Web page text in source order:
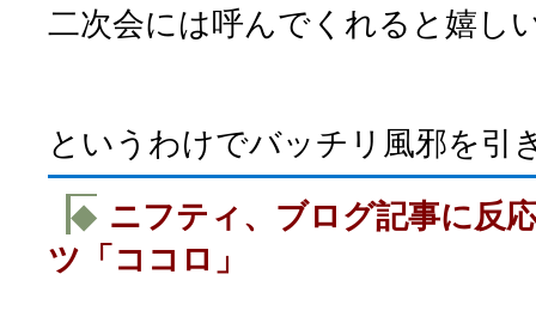
二次会には呼んでくれると嬉し
というわけでバッチリ風邪を引
◆ ニフティ、ブログ記事に反
ツ「ココロ」